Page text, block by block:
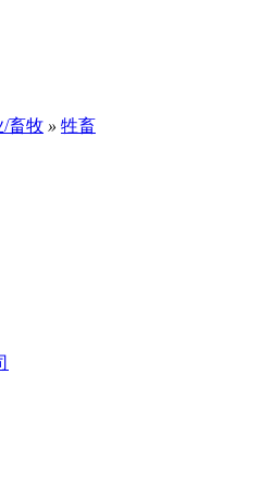
/畜牧 » 牲畜